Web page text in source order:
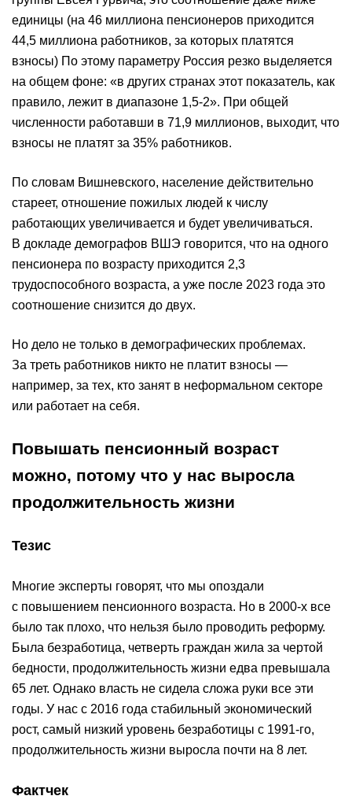
единицы (на 46 миллиона пенсионеров приходится
44,5 миллиона работников, за которых платятся
взносы) По этому параметру Россия резко выделяется
на общем фоне: «в других странах этот показатель, как
правило, лежит в диапазоне 1,5-2». При общей
численности работавши в 71,9 миллионов, выходит, что
взносы не платят за 35% работников.
По словам Вишневского, население действительно
стареет, отношение пожилых людей к числу
работающих увеличивается и будет увеличиваться.
В докладе демографов ВШЭ говорится, что на одного
пенсионера по возрасту приходится 2,3
трудоспособного возраста, а уже после 2023 года это
соотношение снизится до двух.
Но дело не только в демографических проблемах.
За треть работников никто не платит взносы —
например, за тех, кто занят в неформальном секторе
или работает на себя.
Повышать пенсионный возраст
можно, потому что у нас выросла
продолжительность жизни
Тезис
Многие эксперты говорят, что мы опоздали
с повышением пенсионного возраста. Но в 2000-х все
было так плохо, что нельзя было проводить реформу.
Была безработица, четверть граждан жила за чертой
бедности, продолжительность жизни едва превышала
65 лет. Однако власть не сидела сложа руки все эти
годы. У нас с 2016 года стабильный экономический
рост, самый низкий уровень безработицы с 1991-го,
продолжительность жизни выросла почти на 8 лет.
Фактчек